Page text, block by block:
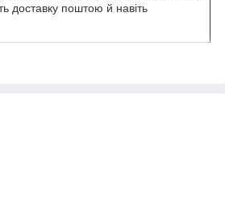
доставку поштою й навіть